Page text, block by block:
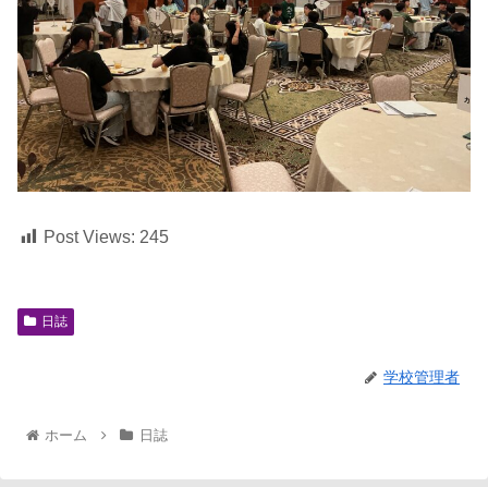
Post Views: 245
日誌
学校管理者
ホーム 日誌